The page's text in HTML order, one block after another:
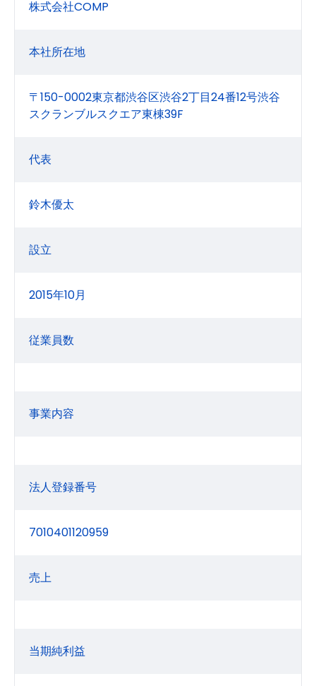
株式会社COMP
本社所在地
〒150-0002東京都渋谷区渋谷2丁目24番12号渋谷
スクランブルスクエア東棟39F
代表
鈴木優太
設立
2015年10月
従業員数
事業内容
法人登録番号
7010401120959
売上
当期純利益